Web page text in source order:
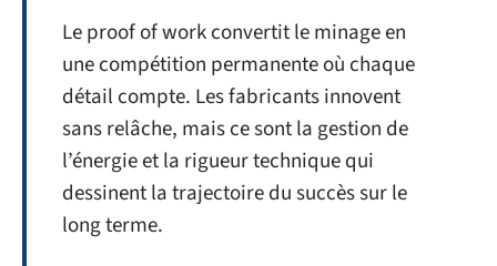
Le proof of work convertit le minage en
une compétition permanente où chaque
détail compte. Les fabricants innovent
sans relâche, mais ce sont la gestion de
l’énergie et la rigueur technique qui
dessinent la trajectoire du succès sur le
long terme.